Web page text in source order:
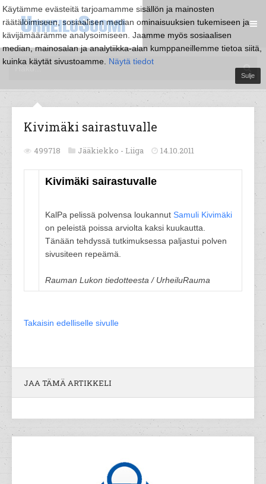
Käytämme evästeitä tarjoamamme sisällön ja mainosten
räätälöimiseen, sosiaalisen median ominaisuuksien tukemiseen ja
kävijämäärämme analysoimiseen. Jaamme myös sosiaalisen
median, mainosalan ja analytiikka-alan kumppaneillemme tietoa siitä,
kuinka käytät sivustoamme. Näytä tiedot
Sulje
Kivimäki sairastuvalle
499718 Jääkiekko - Liiga 14.10.2011
Kivimäki sairastuvalle
KalPa pelissä polvensa loukannut Samuli Kivimäki
on peleistä poissa arviolta kaksi kuukautta.
Tänään tehdyssä tutkimuksessa paljastui polven
sivusiteen repeämä.
Rauman Lukon tiedotteesta / UrheiluRauma
Takaisin edelliselle sivulle
JAA TÄMÄ ARTIKKELI